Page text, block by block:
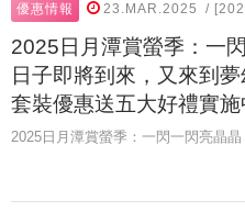
優惠情報 23.MAR.2025 /
2025日月潭賞螢季：一
日子即將到來，又來到
套裝優惠送五大好禮實施
2025日月潭賞螢季：一閃一閃亮晶